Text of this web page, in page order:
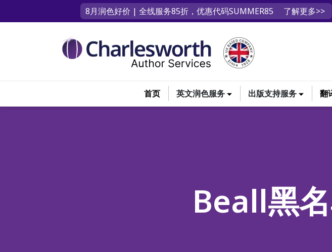
8月润色好价 | 全线服务85折，优惠代码SUMMER85 了解更多>>
首页 英文润色服务 出版支持服务 翻
Beall黑